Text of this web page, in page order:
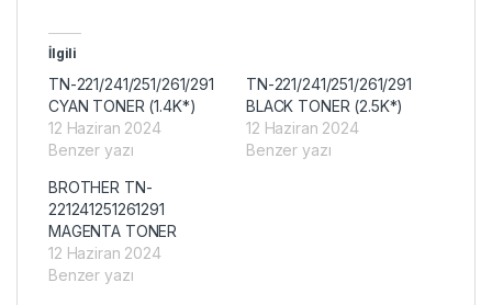
İlgili
TN-221/241/251/261/291
CYAN TONER (1.4K*)
12 Haziran 2024
Benzer yazı
TN-221/241/251/261/291
BLACK TONER (2.5K*)
12 Haziran 2024
Benzer yazı
BROTHER TN-
221241251261291
MAGENTA TONER
12 Haziran 2024
Benzer yazı